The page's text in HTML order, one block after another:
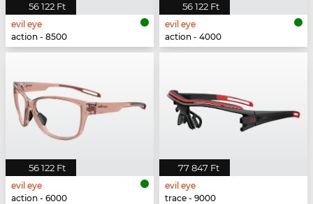
56 122 Ft
evil eye
action - 8500
56 122 Ft
evil eye
action - 4000
56 122 Ft
evil eye
action - 6000
77 847 Ft
evil eye
trace - 9000